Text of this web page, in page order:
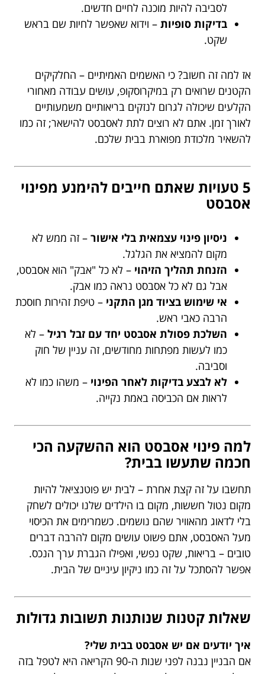
לסביבה להיות מוכנה לחיים חדשים.
בדיקות סופיות – וידוא שאפשר לחיות שם בראש
שקט.
אז למה זה חשוב? כי האשמים האמיתיים – החלקיקים
הקטנים שרואים רק במיקרוסקופ, עושים עבודה מאחורי
הקלעים שיכולה לגרום לנזקים בריאותיים משמעותיים
לאורך זמן. אתם לא רוצים לתת לאסבסט להישאר; זה כמו
להשאיר מלכודת מפוארת בבית שלכם.
5 טעויות שאתם חייבים להימנע מפינוי
אסבסט
ניסיון פינוי עצמאית בלי אישור – זה ממש לא
מקום להמציא את הגלגל.
הזנחת תהליך הזיהוי – לא כל "אבק" הוא אסבסט,
אבל גם לא כל אסבסט נראה כמו אבק.
אי שימוש בציוד מגן התקני – טיפת זהירות חוסכת
הרבה כאבי ראש.
השלכת פסולת אסבסט יחד עם זבל רגיל – לא
כמו לעשות מפתחות מחודשים, זה עניין של חוק
וסביבה.
לא לבצע בדיקות לאחר הפינוי – משהו כמו לא
לראות אם הכביסה באמת נקייה.
למה פינוי אסבסט הוא ההשקעה הכי
חכמה שתעשו בבית?
תחשבו על זה קצת אחרת – לבית יש פוטנציאל להיות
מקום נטול חששות, מקום בו הילדים שלנו יכולים לשחק
בלי לדאוג מהאוויר שהם נושמים. כשמרימים את הכיסוי
מעל האסבסט, אתם פשוט עושים מקום להרבה דברים
טובים – בריאות, שקט נפשי, ואפילו הגברת ערך הנכס.
אפשר להסתכל על זה כמו ניקיון עיניים של הבית.
שאלות קטנות שנותנות תשובות גדולות
איך יודעים אם יש אסבסט בבית שלי?
אם הבניין נבנה לפני שנות ה-90 הקריאה היא לטפל בזה